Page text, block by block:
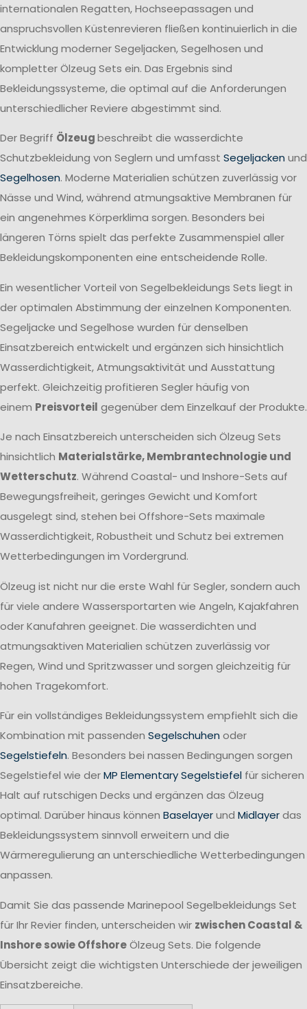
internationalen Regatten, Hochseepassagen und
anspruchsvollen Küstenrevieren fließen kontinuierlich in die
Entwicklung moderner Segeljacken, Segelhosen und
kompletter Ölzeug Sets ein. Das Ergebnis sind
Bekleidungssysteme, die optimal auf die Anforderungen
unterschiedlicher Reviere abgestimmt sind.
Der Begriff Ölzeugbeschreibt die wasserdichte
Schutzbekleidung von Seglern und umfasst Segeljacken und
Segelhosen. Moderne Materialien schützen zuverlässig vor
Nässe und Wind, während atmungsaktive Membranen für
ein angenehmes Körperklima sorgen. Besonders bei
längeren Törns spielt das perfekte Zusammenspiel aller
Bekleidungskomponenten eine entscheidende Rolle.
Ein wesentlicher Vorteil von Segelbekleidungs Sets liegt in
der optimalen Abstimmung der einzelnen Komponenten.
Segeljacke und Segelhose wurden für denselben
Einsatzbereich entwickelt und ergänzen sich hinsichtlich
Wasserdichtigkeit, Atmungsaktivität und Ausstattung
perfekt. Gleichzeitig profitieren Segler häufig von
einem Preisvorteil gegenüber dem Einzelkauf der Produkte.
Je nach Einsatzbereich unterscheiden sich Ölzeug Sets
hinsichtlich Materialstärke, Membrantechnologie und
Wetterschutz. Während Coastal- und Inshore-Sets auf
Bewegungsfreiheit, geringes Gewicht und Komfort
ausgelegt sind, stehen bei Offshore-Sets maximale
Wasserdichtigkeit, Robustheit und Schutz bei extremen
Wetterbedingungen im Vordergrund.
Ölzeug ist nicht nur die erste Wahl für Segler, sondern auch
für viele andere Wassersportarten wie Angeln, Kajakfahren
oder Kanufahren geeignet. Die wasserdichten und
atmungsaktiven Materialien schützen zuverlässig vor
Regen, Wind und Spritzwasser und sorgen gleichzeitig für
hohen Tragekomfort.
Für ein vollständiges Bekleidungssystem empfiehlt sich die
Kombination mit passenden Segelschuhen oder
Segelstiefeln. Besonders bei nassen Bedingungen sorgen
Segelstiefel wie derMP Elementary Segelstiefel für sicheren
Halt auf rutschigen Decks und ergänzen das Ölzeug
optimal. Darüber hinaus können Baselayerund Midlayerdas
Bekleidungssystem sinnvoll erweitern und die
Wärmeregulierung an unterschiedliche Wetterbedingungen
anpassen.
Damit Sie das passende Marinepool Segelbekleidungs Set
für Ihr Revier finden, unterscheiden wir zwischen Coastal &
Inshore sowie OffshoreÖlzeug Sets. Die folgende
Übersicht zeigt die wichtigsten Unterschiede der jeweiligen
Einsatzbereiche.